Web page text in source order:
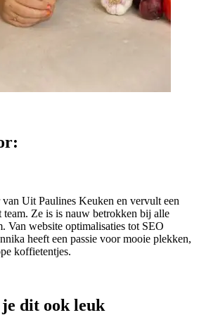
Uit Paulines Keuken en vervult een
Ze is is nauw betrokken bij alle
Van website optimalisaties tot SEO
heeft een passie voor mooie plekken,
koffietentjes.
dit ook leuk